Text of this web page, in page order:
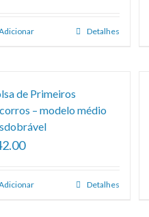
Detalhes
de Primeiros
– modelo médio
Detalhes